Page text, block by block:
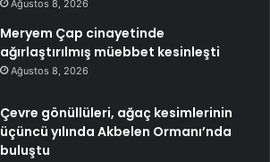
Ağustos 8, 2026
Meryem Çap cinayetinde
ağırlaştırılmış müebbet kesinleşti
Ağustos 8, 2026
Çevre gönüllüleri, ağaç kesimlerinin
üçüncü yılında Akbelen Ormanı’nda
buluştu